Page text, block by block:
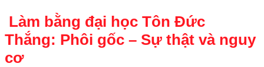
Làm bằng đại học Tôn Đức
Thắng: Phôi gốc – Sự thật và nguy
cơ